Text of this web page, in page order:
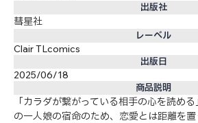
出版社
彗星社
レーベル
Clair TLcomics
出版日
2025/06/18
商品説明
「カラダが繋がっている相手の心を読め
の一人娘の宿命のため、恋愛とは距離を